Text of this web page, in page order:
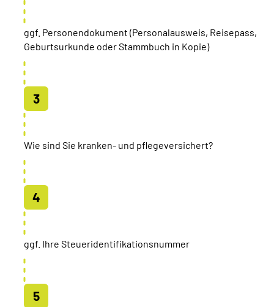
ggf. Personendokument (Personalausweis, Reisepass,
Geburtsurkunde oder Stammbuch in Kopie)
Wie sind Sie kranken- und pflegeversichert?
ggf. Ihre Steueridentifikationsnummer